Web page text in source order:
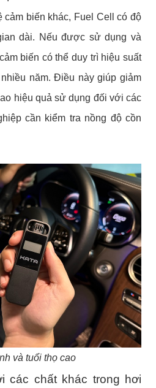
cảm biến khác, Fuel Cell có độ
dài. Nếu được sử dụng và
biến có thể duy trì hiệu suất
năm. Điều này giúp giảm
hiệu quả sử dụng đối với các
cần kiểm tra nồng độ cồn
và tuổi thọ cao
các chất khác trong hơi